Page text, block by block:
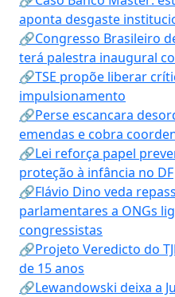
aponta desgaste
🔗Congresso Brasileiro
terá palestra inaugural
🔗TSE propõe liberar
impulsionamento
🔗Perse escancara
emendas e cobra
🔗Lei reforça papel
proteção à infância no DF
🔗Flávio Dino veda
parlamentares a ONGs
congressistas
🔗Projeto Veredicto do
de 15 anos
🔗Lewandowski deixa a